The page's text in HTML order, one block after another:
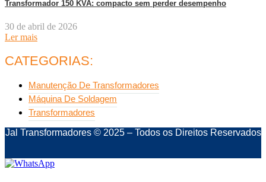
Transformador 150 KVA: compacto sem perder desempenho
30 de abril de 2026
Ler mais
CATEGORIAS:
Manutenção De Transformadores
Máquina De Soldagem
Transformadores
Jal Transformadores © 2025 – Todos os Direitos Reservados